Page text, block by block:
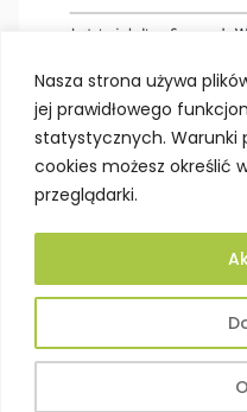
Nasza strona używa
jej prawidłowego
statystycznych. Warunki
cookies możesz określić
przeglądarki.
Deklaracja dostępności
Projektowanie stron